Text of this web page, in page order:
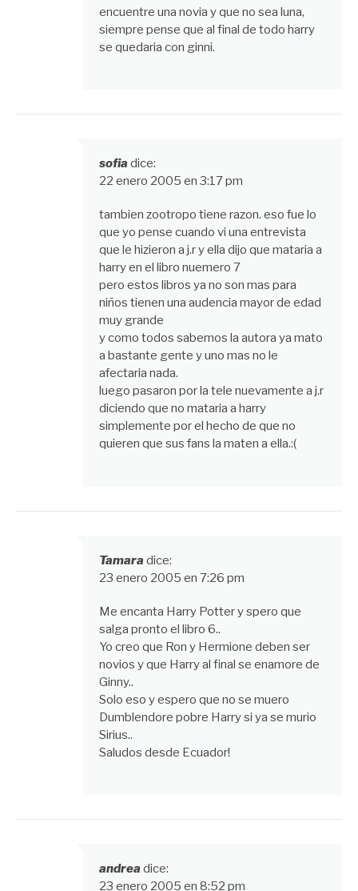
encuentre una novia y que no sea luna,
siempre pense que al final de todo harry
se quedaria con ginni.
sofia dice:
22 enero 2005 en 3:17 pm
tambien zootropo tiene razon. eso fue lo
que yo pense cuando vi una entrevista
que le hizieron a j.r y ella dijo que mataria a
harry en el libro nuemero 7
pero estos libros ya no son mas para
niños tienen una audencia mayor de edad
muy grande
y como todos sabemos la autora ya mato
a bastante gente y uno mas no le
afectaria nada.
luego pasaron por la tele nuevamente a j.r
diciendo que no mataria a harry
simplemente por el hecho de que no
quieren que sus fans la maten a ella.:(
Tamara dice:
23 enero 2005 en 7:26 pm
Me encanta Harry Potter y spero que
salga pronto el libro 6..
Yo creo que Ron y Hermione deben ser
novios y que Harry al final se enamore de
Ginny..
Solo eso y espero que no se muero
Dumblendore pobre Harry si ya se murio
Sirius..
Saludos desde Ecuador!
andrea dice:
23 enero 2005 en 8:52 pm